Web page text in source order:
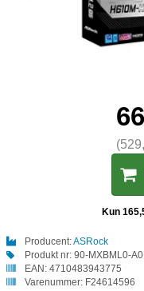
Producent:ASRock
Produkt nr: 90-MXBML0-
EAN: 4710483943775
Varenummer: F24614596